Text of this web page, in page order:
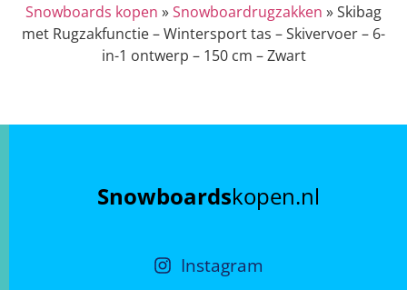
Snowboards kopen »Snowboardrugzakken »Skibag
met Rugzakfunctie – Wintersport tas – Skivervoer – 6-
in-1 ontwerp – 150 cm – Zwart
Snowboardskopen.nl
Instagram